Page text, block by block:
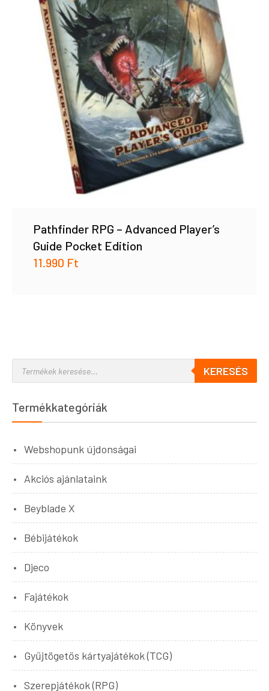
Pathfinder RPG – Advanced Player’s
Guide Pocket Edition
11.990 Ft
KERESÉS
Termékkategóriák
Webshopunk újdonságai
Akciós ajánlataink
Beyblade X
Bébijátékok
Djeco
Fajátékok
Könyvek
Gyűjtögetős kártyajátékok (TCG)
Szerepjátékok (RPG)